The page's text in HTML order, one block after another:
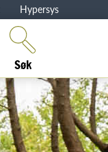
Hypersys
Søk